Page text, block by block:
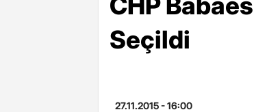
Seçildi
27.11.2015 - 16:00